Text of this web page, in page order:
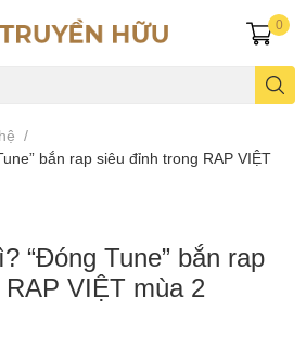
0
/
bắn rap siêu đỉnh trong RAP VIỆT
“Đóng Tune” bắn rap
VIỆT mùa 2